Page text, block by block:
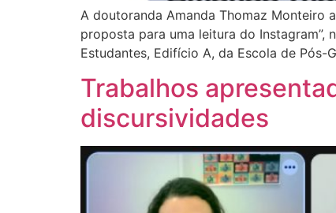
A doutoranda Amanda Thomaz Monteiro
proposta para uma leitura do Instagram”,
Estudantes, Edifício A, da Escola de
Trabalhos
discursividades